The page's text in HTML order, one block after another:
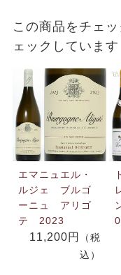
この商品をチェ
ェックしています
エマニュエル・
ルジェ ブルゴ
ーニュ アリゴ
テ 2023
11,200円
（税
込）